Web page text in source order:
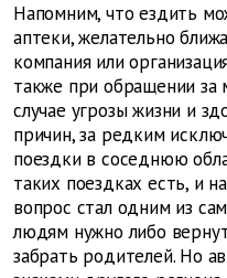
Напомним, что ездить
аптеки, желательно
компания или
также при обращении
случае угрозы жизни и
причин, за редким
поездки в соседнюю
таких поездках есть, и
вопрос стал одним из
людям нужно либо
забрать родителей. Но